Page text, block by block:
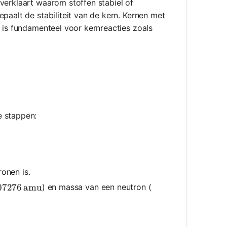
waarom stoffen stabiel of
de stabiliteit van de kern. Kernen met
fundamenteel voor kernreacties zoals
stappen:
is.
1.007276 \, \text{amu}
amu) en massa van een neutron (